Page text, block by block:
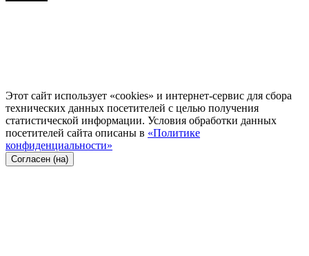
Этот сайт использует «cookies» и интернет-сервис для сбора
технических данных посетителей с целью получения
статистической информации. Условия обработки данных
посетителей сайта описаны в «Политике
конфиденциальности»
Согласен (на)